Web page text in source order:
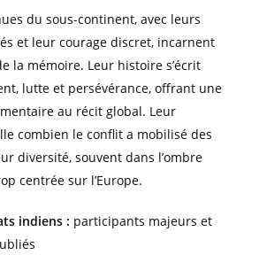
du sous-continent, avec leurs
et leur courage discret, incarnent
la mémoire. Leur histoire s’écrit
lutte et persévérance, offrant une
au récit global. Leur
combien le conflit a mobilisé des
diversité, souvent dans l’ombre
centrée sur l’Europe.
indiens : participants majeurs et